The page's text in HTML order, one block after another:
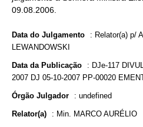
09.08.2006.
Data do Julgamento : Relator(a) p/
LEWANDOWSKI
Data da Publicação : DJe-117
2007 DJ 05-10-2007 PP-00020
Órgão Julgador : undefined
Relator(a) : Min. MARCO AURÉLIO